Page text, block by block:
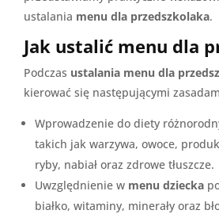
ustalania menu dla przedszkolaka.
Jak ustalić menu dla
Podczas ustalania menu dla
kierować się następującymi
Wprowadzenie do diety
takich jak warzywa, owoce,
ryby, nabiał oraz zdrowe tłuszcze.
Uwzględnienie w menu dziecka
białko, witaminy, minerały oraz